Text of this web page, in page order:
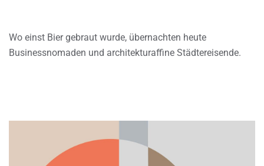
Wo einst Bier gebraut wurde, übernachten heute
Businessnomaden und architekturaffine Städtereisende.